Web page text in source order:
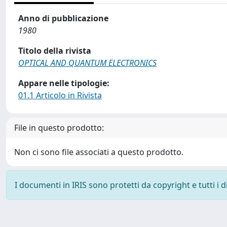
Anno di pubblicazione
1980
Titolo della rivista
OPTICAL AND QUANTUM ELECTRONICS
Appare nelle tipologie:
01.1 Articolo in Rivista
File in questo prodotto:
Non ci sono file associati a questo prodotto.
I documenti in IRIS sono protetti da copyright e tutti i